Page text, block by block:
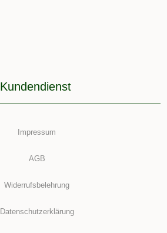
Kundendienst
Impressum
AGB
Widerrufsbelehrung
Datenschutzerklärung